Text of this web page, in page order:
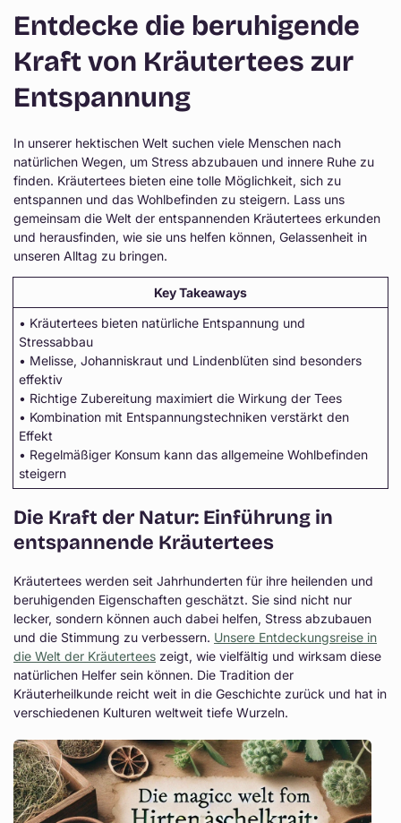
Entdecke die beruhigende
Kraft von Kräutertees zur
Entspannung
In unserer hektischen Welt suchen viele Menschen nach
natürlichen Wegen, um Stress abzubauen und innere Ruhe zu
finden. Kräutertees bieten eine tolle Möglichkeit, sich zu
entspannen und das Wohlbefinden zu steigern. Lass uns
gemeinsam die Welt der entspannenden Kräutertees erkunden
und herausfinden, wie sie uns helfen können, Gelassenheit in
unseren Alltag zu bringen.
Key Takeaways
• Kräutertees bieten natürliche Entspannung und
Stressabbau
• Melisse, Johanniskraut und Lindenblüten sind besonders
effektiv
• Richtige Zubereitung maximiert die Wirkung der Tees
• Kombination mit Entspannungstechniken verstärkt den
Effekt
• Regelmäßiger Konsum kann das allgemeine Wohlbefinden
steigern
Die Kraft der Natur: Einführung in
entspannende Kräutertees
Kräutertees werden seit Jahrhunderten für ihre heilenden und
beruhigenden Eigenschaften geschätzt. Sie sind nicht nur
lecker, sondern können auch dabei helfen, Stress abzubauen
und die Stimmung zu verbessern. Unsere Entdeckungsreise in
die Welt der Kräutertees zeigt, wie vielfältig und wirksam diese
natürlichen Helfer sein können. Die Tradition der
Kräuterheilkunde reicht weit in die Geschichte zurück und hat in
verschiedenen Kulturen weltweit tiefe Wurzeln.